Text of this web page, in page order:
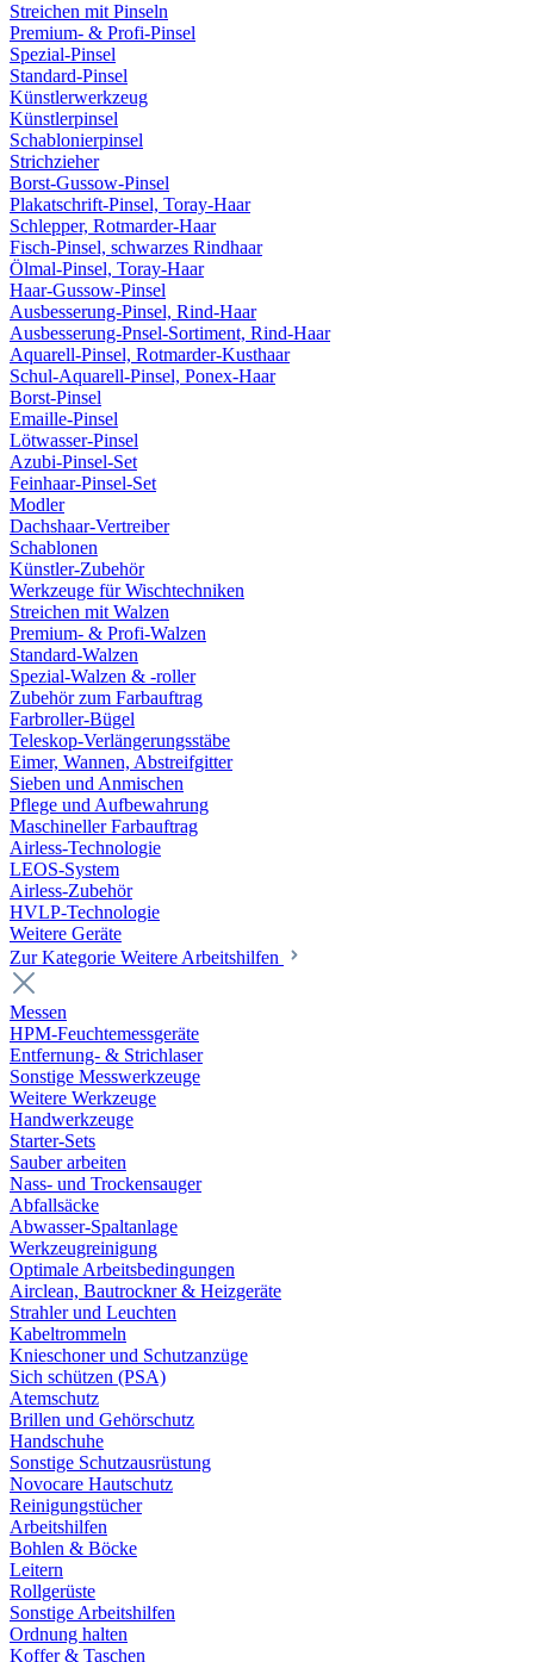
Streichen mit Pinseln
Premium- & Profi-Pinsel
Spezial-Pinsel
Standard-Pinsel
Künstlerwerkzeug
Künstlerpinsel
Schablonierpinsel
Strichzieher
Borst-Gussow-Pinsel
Plakatschrift-Pinsel, Toray-Haar
Schlepper, Rotmarder-Haar
Fisch-Pinsel, schwarzes Rindhaar
Ölmal-Pinsel, Toray-Haar
Haar-Gussow-Pinsel
Ausbesserung-Pinsel, Rind-Haar
Ausbesserung-Pnsel-Sortiment, Rind-Haar
Aquarell-Pinsel, Rotmarder-Kusthaar
Schul-Aquarell-Pinsel, Ponex-Haar
Borst-Pinsel
Emaille-Pinsel
Lötwasser-Pinsel
Azubi-Pinsel-Set
Feinhaar-Pinsel-Set
Modler
Dachshaar-Vertreiber
Schablonen
Künstler-Zubehör
Werkzeuge für Wischtechniken
Streichen mit Walzen
Premium- & Profi-Walzen
Standard-Walzen
Spezial-Walzen & -roller
Zubehör zum Farbauftrag
Farbroller-Bügel
Teleskop-Verlängerungsstäbe
Eimer, Wannen, Abstreifgitter
Sieben und Anmischen
Pflege und Aufbewahrung
Maschineller Farbauftrag
Airless-Technologie
LEOS-System
Airless-Zubehör
HVLP-Technologie
Weitere Geräte
Zur Kategorie Weitere Arbeitshilfen
Messen
HPM-Feuchtemessgeräte
Entfernung- & Strichlaser
Sonstige Messwerkzeuge
Weitere Werkzeuge
Handwerkzeuge
Starter-Sets
Sauber arbeiten
Nass- und Trockensauger
Abfallsäcke
Abwasser-Spaltanlage
Werkzeugreinigung
Optimale Arbeitsbedingungen
Airclean, Bautrockner & Heizgeräte
Strahler und Leuchten
Kabeltrommeln
Knieschoner und Schutzanzüge
Sich schützen (PSA)
Atemschutz
Brillen und Gehörschutz
Handschuhe
Sonstige Schutzausrüstung
Novocare Hautschutz
Reinigungstücher
Arbeitshilfen
Bohlen & Böcke
Leitern
Rollgerüste
Sonstige Arbeitshilfen
Ordnung halten
Koffer & Taschen